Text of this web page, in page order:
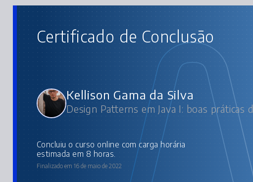
Certificado de Conclusão
Kellison Gama da Silva
Design Patterns em Java I: boas práticas
concluiu o curso online com carga horária
estimada em 8 horas.
Finalizado em 16 de maio de 2022
Design Patterns em Java I: boas